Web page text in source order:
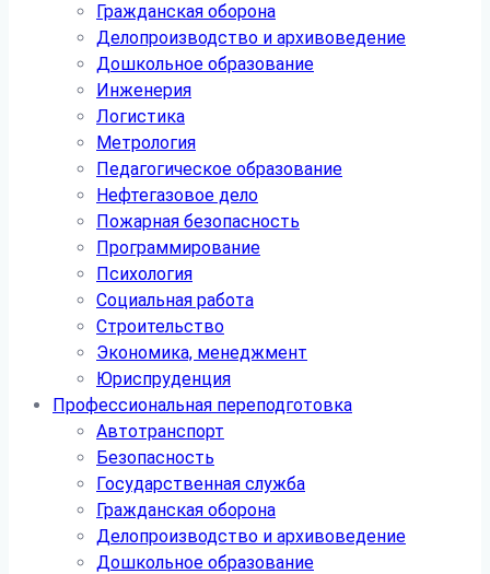
Гражданская оборона
Делопроизводство и архивоведение
Дошкольное образование
Инженерия
Логистика
Метрология
Педагогическое образование
Нефтегазовое дело
Пожарная безопасность
Программирование
Психология
Социальная работа
Строительство
Экономика, менеджмент
Юриспруденция
Профессиональная переподготовка
Автотранспорт
Безопасность
Государственная служба
Гражданская оборона
Делопроизводство и архивоведение
Дошкольное образование